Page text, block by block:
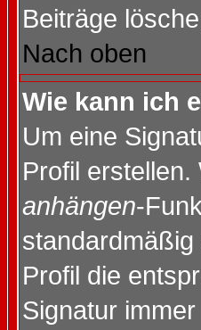
Beiträge
Nach oben
Wie kann ich
Um eine
Profil
anhängen-
Profil die
Signatur